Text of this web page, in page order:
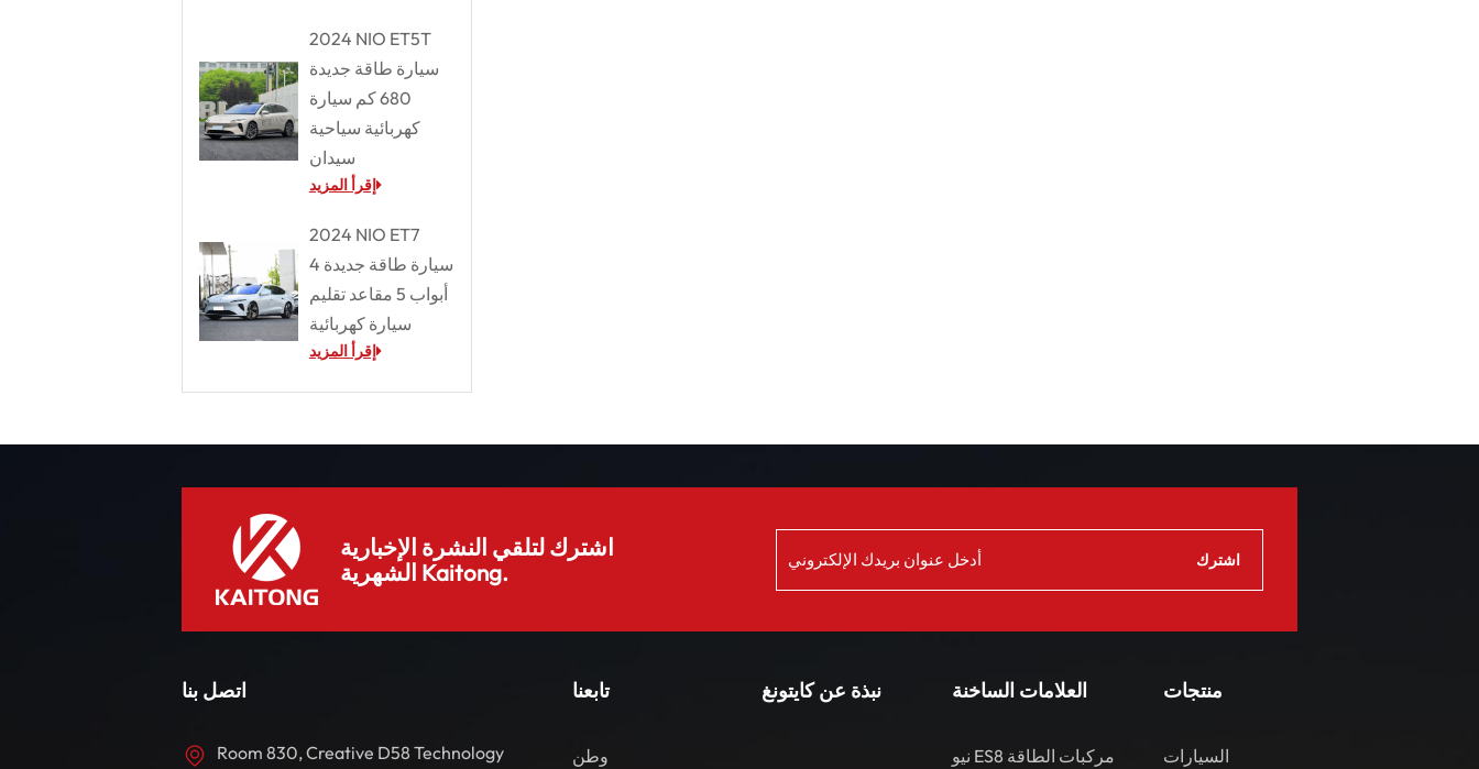
2024 NIO ET5T
سيارة طاقة جديدة
680 كم سيارة
كهربائية سياحية
سيدان
إقرأ المزيد
2024 NIO ET7
سيارة طاقة جديدة 4
أبواب 5 مقاعد تقليم
سيارة كهربائية
إقرأ المزيد
اشترك لتلقي النشرة الإخبارية
الشهرية Kaitong.
اتصل بنا
Room 830, Creative D58 Technology
تابعنا
وطن
نبذة عن كايتونغ العلامات الساخنة
نيو ES8 مركبات الطاقة
منتجات
السيارات